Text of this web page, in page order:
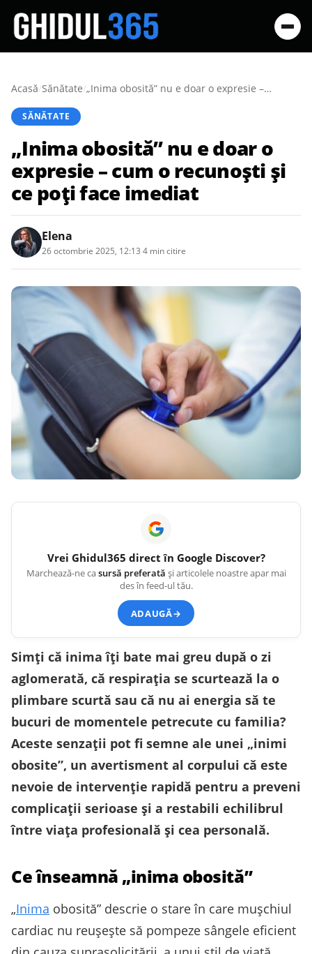
Acasă/Sănătate/ „Inima obosită” nu e doar o expresie – cum o recunoști și ce poți face imediat
SĂNĂTATE
„Inima obosită” nu e doar o
expresie – cum o recunoști și
ce poți face imediat
Elena
26 octombrie 2025, 12:13 4 min citire
Vrei Ghidul365 direct în Google Discover?
Marchează-ne casursă preferată și articolele noastre apar mai
des în feed-ul tău.
ADAUGĂ→
Simți că inima îţi bate mai greu după o zi
aglomerată, că respiraţia se scurtează la o
plimbare scurtă sau că nu ai energia să te
bucuri de momentele petrecute cu familia?
Aceste senzaţii pot fi semne ale unei „inimi
obosite”, un avertisment al corpului că este
nevoie de intervenţie rapidă pentru a preveni
complicaţii serioase şi a restabili echilibrul
între viaţa profesională şi cea personală.
Ce înseamnă „inima obosită”
„Inima obosită” descrie o stare în care mușchiul
cardiac nu reușește să pompeze sângele eficient